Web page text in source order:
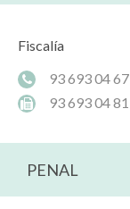
Fiscalía
93 693 04 67
93 693 04 81
PENAL